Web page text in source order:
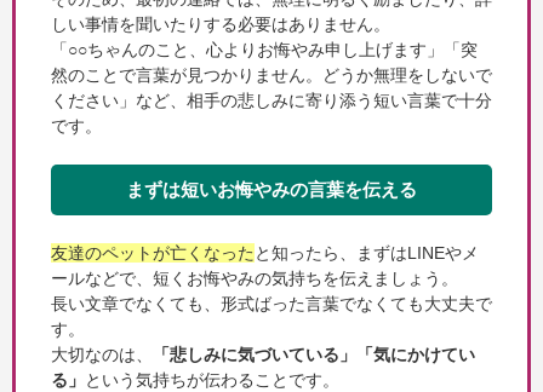
しい事情を聞いたりする必要はありません。
「○○ちゃんのこと、心よりお悔やみ申し上げます」「突
然のことで言葉が見つかりません。どうか無理をしないで
ください」など、相手の悲しみに寄り添う短い言葉で十分
です。
まずは短いお悔やみの言葉を伝える
友達のペットが亡くなった と知ったら、まずはLINEやメ
ールなどで、短くお悔やみの気持ちを伝えましょう。
長い文章でなくても、形式ばった言葉でなくても大丈夫で
す。
大切なのは、
「悲しみに気づいている」「気にかけてい
る」 という気持ちが伝わることです。